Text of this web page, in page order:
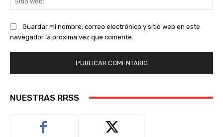
Guardar mi nombre, correo electrónico y sitio web en este
navegador la próxima vez que comente.
NUESTRAS RRSS